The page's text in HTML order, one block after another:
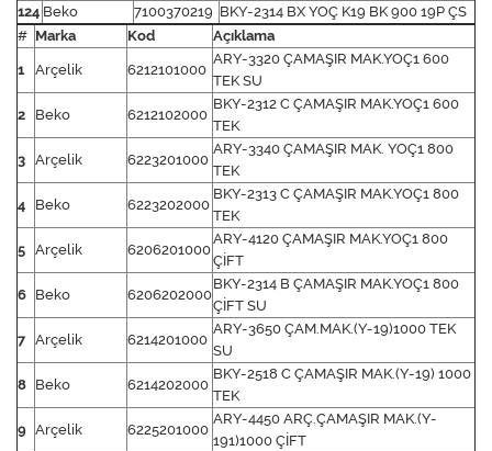
124 Beko 7100370219 BKY-2314 BX YOÇ K19 BK 900 19P ÇS
# Marka Kod Açıklama
1 Arçelik 6212101000
ARY-3320 ÇAMAŞIR MAK.YOÇ1 600
TEK SU
2 Beko 6212102000
BKY-2312 C ÇAMAŞIR MAK.YOÇ1 600
TEK
3 Arçelik 6223201000
ARY-3340 ÇAMAŞIR MAK. YOÇ1 800
TEK
4 Beko 6223202000
BKY-2313 C ÇAMAŞIR MAK.YOÇ1 800
TEK
5 Arçelik 6206201000
ARY-4120 ÇAMAŞIR MAK.YOÇ1 800
ÇİFT
6 Beko 6206202000
BKY-2314 B ÇAMAŞIR MAK.YOÇ1 800
ÇİFT SU
7 Arçelik 6214201000
ARY-3650 ÇAM.MAK.(Y-19)1000 TEK
SU
8 Beko 6214202000
BKY-2518 C ÇAMAŞIR MAK.(Y-19) 1000
TEK
9 Arçelik 6225201000
ARY-4450 ARÇ.ÇAMAŞIR MAK.(Y-
191)1000 ÇİFT